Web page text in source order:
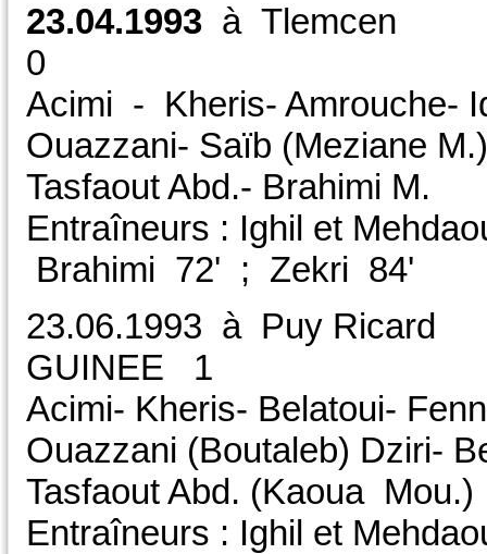
23.04.1993 à
0 CAN
Acimi - Kheris- Amrouche-
Ouazzani- Saïb (Meziane
Tasfaout Abd.- Brahimi M.
Entraîneurs : Ighil et
Brahimi 72' ; Zekri 84'
23.06.1993 à Puy
GUINEE 1
Acimi- Kheris- Belatoui-
Ouazzani (Boutaleb) Dziri-
Tasfaout Abd. (Kaoua Mou.)
Entraîneurs : Ighil et